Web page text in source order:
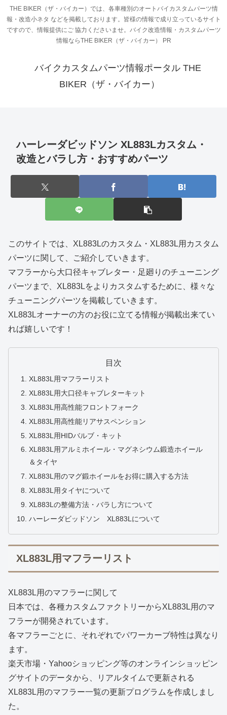
THE BIKER（ザ・バイカー）では、各車種別のオートバイカスタムパーツ情
報・改造小ネタ などを掲載しております。皆様の情報で成り立っているサイト
ですので、情報提供にご 協力くださいませ。バイク改造情報・カスタムパーツ
情報ならTHE BIKER（ザ・バイカー） PR
バイクカスタムパーツ情報ポータル THE
BIKER（ザ・バイカー）
ハーレーダビッドソン XL883Lカスタム・
改造とバラし方・おすすめパーツ
このサイトでは、XL883Lのカスタム・XL883L用カスタム
パーツに関して、ご紹介していきます。
マフラーから大口径キャブレター・足廻りのチューニング
パーツまで、XL883Lをよりカスタムするために、様々な
チューニングパーツを掲載していきます。
XL883Lオーナーの方のお役に立てる情報が掲載出来てい
れば嬉しいです！
目次
XL883L用マフラーリスト
XL883L用大口径キャブレターキット
XL883L用高性能フロントフォーク
XL883L用高性能リアサスペンション
XL883L用HIDバルブ・キット
XL883L用アルミホイール・マグネシウム鍛造ホイール
＆タイヤ
XL883L用のマグ鍛ホイールをお得に購入する方法
XL883L用タイヤについて
XL883Lの整備方法・バラし方について
ハーレーダビッドソン XL883Lについて
XL883L用マフラーリスト
XL883L用のマフラーに関して
日本では、各種カスタムファクトリーからXL883L用のマ
フラーが開発されています。
各マフラーごとに、それぞれでパワーカーブ特性は異なり
ます。
楽天市場・Yahooショッピング等のオンラインショッピン
グサイトのデータから、リアルタイムで更新される
XL883L用のマフラー一覧の更新プログラムを作成しまし
た。